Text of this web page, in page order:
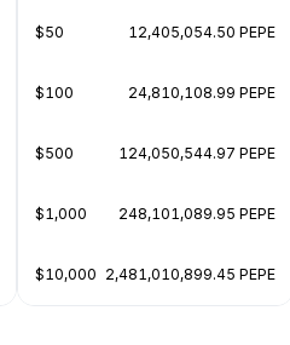
$50 12,405,054.50 PEPE
$100 24,810,108.99 PEPE
$500 124,050,544.97 PEPE
$1,000 248,101,089.95 PEPE
$10,000 2,481,010,899.45 PEPE